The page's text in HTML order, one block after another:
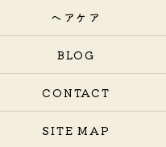
ヘアケア
BLOG
CONTACT
SITE MAP